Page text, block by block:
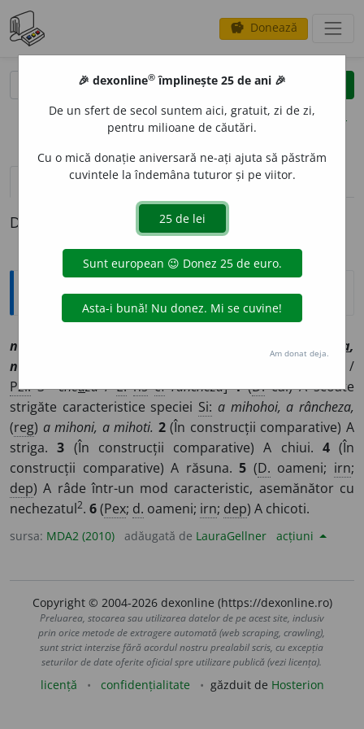
savings Donează
clear
opțiuni
definiții (1) pronunțievolume_up (2)
Definiția cu ID-ul 1142044:
Explicative DEX
nechez a,
nânc~, negh~, nenc~, nic~, ninc~,
/
Pzi:3~chează/E: ns cf râncheza]1(D.cai) A scoate
strigăte caracteristice speciei Si: a mihohoi, a râncheza,
(reg) a mihoni, a mihoti. 2(În construcții comparative) A
striga.3 (În construcții comparative) A chiui. 4(În
construcții comparative) A răsuna.5 (D. oameni; irn;
dep) A râde într-un mod caracteristic, asemănător cu
nechezatul2. 6(Pex; d. oameni; irn; dep) A chicoti.
sursa: MDA2 (2010) adăugată de LauraGellner acțiuni
Copyright © 2004-2026 dexonline (https://dexonline.ro)
Preluarea, stocarea sau utilizarea datelor de pe acest site, inclusiv
prin orice metode de extragere automată (web scraping, crawling),
sunt strict interzise fără acordul nostru prealabil scris, cu excepția
seturilor de date oferite oficial spre utilizare publică (vezi licența).
licență confidențialitate găzduit de Hosterion
🎉 dexonline® împlinește 25 de ani 🎉
De un sfert de secol suntem aici, gratuit, zi de zi,
pentru milioane de căutări.
Cu o mică donație aniversară ne-ați ajuta să păstrăm
cuvintele la îndemâna tuturor și pe viitor.
Am donat deja.